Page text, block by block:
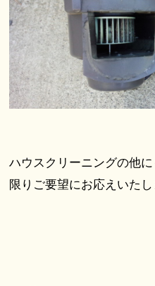
ハウスクリーニングの他
限りご要望にお応えいたし